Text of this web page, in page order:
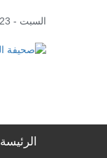
السبت - 23 صفر 1448 هـ , 08 أغسطس 2026 م
الرئيسة